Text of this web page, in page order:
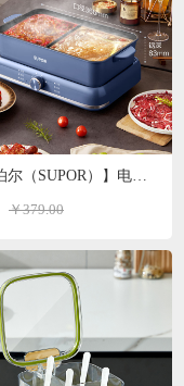
【苏泊尔（SUPOR）】电火锅6L H3724FKX71Y
￥379.00